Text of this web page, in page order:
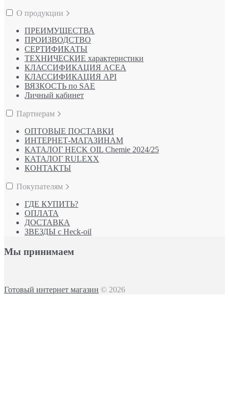
О продукции
ПРЕИМУЩЕСТВА
ПРОИЗВОДСТВО
СЕРТИФИКАТЫ
ТЕХНИЧЕСКИЕ характеристики
КЛАССИФИКАЦИЯ ACEA
КЛАССИФИКАЦИЯ API
ВЯЗКОСТЬ по SAE
Личный кабинет
Партнерам
ОПТОВЫЕ ПОСТАВКИ
ИНТЕРНЕТ-МАГАЗИНАМ
КАТАЛОГ HECK OIL Chemie 2024/25
КАТАЛОГ RULEXX
КОНТАКТЫ
Покупателям
ГДЕ КУПИТЬ?
ОПЛАТА
ДОСТАВКА
ЗВЕЗДЫ с Heck-oil
Мы принимаем
Готовый интернет магазин © 2026